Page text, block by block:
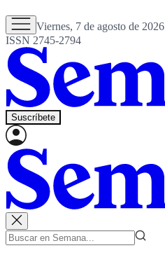
Viernes, 7 de agosto de 2026
ISSN 2745-2794
Suscríbete